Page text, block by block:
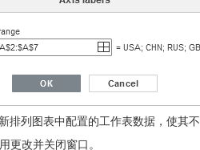
排列图表中配置的工作表数据，使其
更改并关闭窗口。